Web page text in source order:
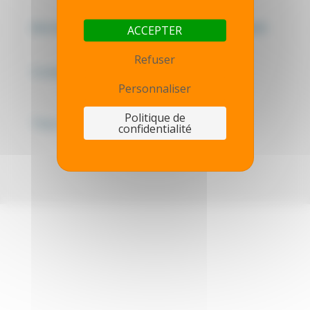
Mentions légales - Politique de confidentialité
ACCEPTER
Refuser
Personnaliser
Politique de
confidentialité